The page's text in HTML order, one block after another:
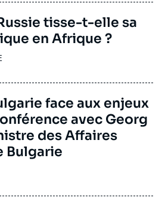
tisse-t-elle sa
en Afrique ?
face aux enjeux
avec Georg
des Affaires
Bulgarie